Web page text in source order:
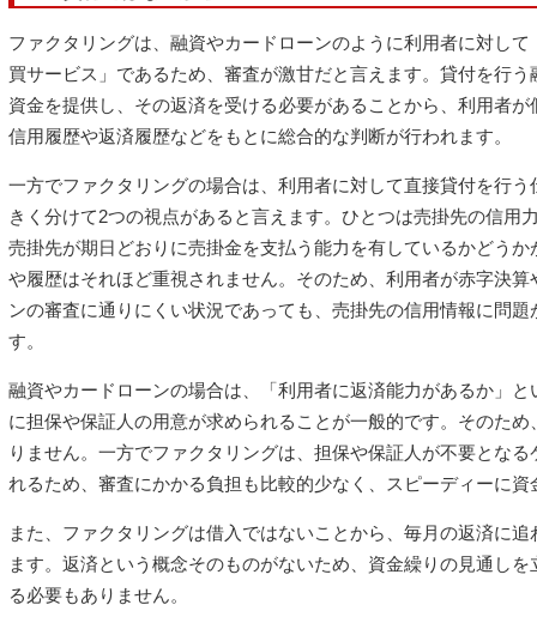
ファクタリングは、融資やカードローンのように利用者に対し
買サービス」であるため、審査が激甘だと言えます。貸付を行
資金を提供し、その返済を受ける必要があることから、利用者
信用履歴や返済履歴などをもとに総合的な判断が行われます。
一方でファクタリングの場合は、利用者に対して直接貸付を行
きく分けて2つの視点があると言えます。ひとつは売掛先の信用
売掛先が期日どおりに売掛金を支払う能力を有しているかどう
や履歴はそれほど重視されません。そのため、利用者が赤字決
ンの審査に通りにくい状況であっても、売掛先の信用情報に問
す。
融資やカードローンの場合は、「利用者に返済能力があるか」
に担保や保証人の用意が求められることが一般的です。そのた
りません。一方でファクタリングは、担保や保証人が不要とな
れるため、審査にかかる負担も比較的少なく、スピーディーに
また、ファクタリングは借入ではないことから、毎月の返済に
ます。返済という概念そのものがないため、資金繰りの見通し
る必要もありません。